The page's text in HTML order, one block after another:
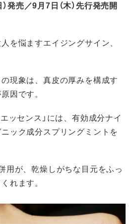
発売／9月7日（木）先行発売開
を悩ますエイジングサイン、
現象は、真皮の厚みを構成す
因です。
ッセンス」には、有効成分ナイ
ック成分スプリングミントを
用が、乾燥しがちな目元をふっ
れます。